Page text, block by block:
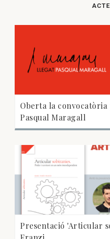
Oberta la
Pasqual Maragall
Presentació 'Articular